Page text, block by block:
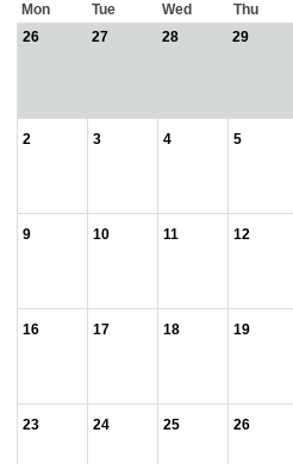
Mon
Tue Wed Thu
26
27 28 29
2 3 4 5
9 10 11 12
16 17 18 19
23 24 25 26